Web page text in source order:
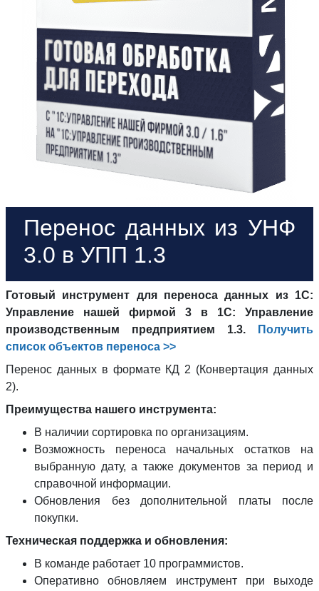
Перенос данных из УНФ
3.0 в УПП 1.3
Готовый инструмент для переноса данных из 1С:
Управление нашей фирмой 3 в 1С: Управление
производственным предприятием 1.3.
Получить
список объектов переноса >>
Перенос данных в формате КД 2 (Конвертация данных
2).
Преимущества нашего инструмента:
В наличии сортировка по организациям.
Возможность переноса начальных остатков на
выбранную дату, а также документов за период и
справочной информации.
Обновления без дополнительной платы после
покупки.
Техническая поддержка и обновления:
В команде работает 10 программистов.
Оперативно обновляем инструмент при выходе